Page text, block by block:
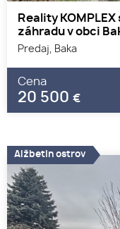
Reality KOMPLEX
záhradu v obci
Predaj, Baka
Cena
20 500 €
Alžbetin ostrov